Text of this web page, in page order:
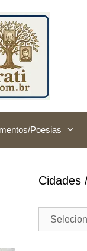
Poesias
Cidades
Municípios